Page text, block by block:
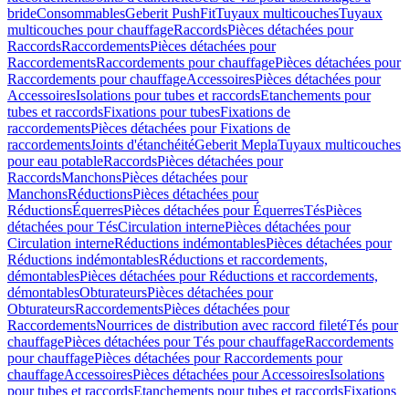
brideConsommablesGeberit PushFitTuyaux multicouchesTuyaux
multicouches pour chauffageRaccordsPièces détachées pour
RaccordsRaccordementsPièces détachées pour
RaccordementsRaccordements pour chauffagePièces détachées pour
Raccordements pour chauffageAccessoiresPièces détachées pour
AccessoiresIsolations pour tubes et raccordsEtanchements pour
tubes et raccordsFixations pour tubesFixations de
raccordementsPièces détachées pour Fixations de
raccordementsJoints d'étanchéitéGeberit MeplaTuyaux multicouches
pour eau potableRaccordsPièces détachées pour
RaccordsManchonsPièces détachées pour
ManchonsRéductionsPièces détachées pour
RéductionsÉquerresPièces détachées pour ÉquerresTésPièces
détachées pour TésCirculation internePièces détachées pour
Circulation interneRéductions indémontablesPièces détachées pour
Réductions indémontablesRéductions et raccordements,
démontablesPièces détachées pour Réductions et raccordements,
démontablesObturateursPièces détachées pour
ObturateursRaccordementsPièces détachées pour
RaccordementsNourrices de distribution avec raccord filetéTés pour
chauffagePièces détachées pour Tés pour chauffageRaccordements
pour chauffagePièces détachées pour Raccordements pour
chauffageAccessoiresPièces détachées pour AccessoiresIsolations
pour tubes et raccordsEtanchements pour tubes et raccordsFixations